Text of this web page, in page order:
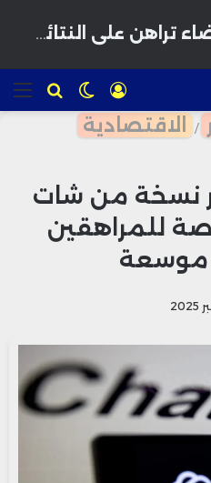
للبحث الوضع
المظلم
تسجيل
الدخول
/ الاقتصادية
نسخة من شات
للمراهقين
موسعة